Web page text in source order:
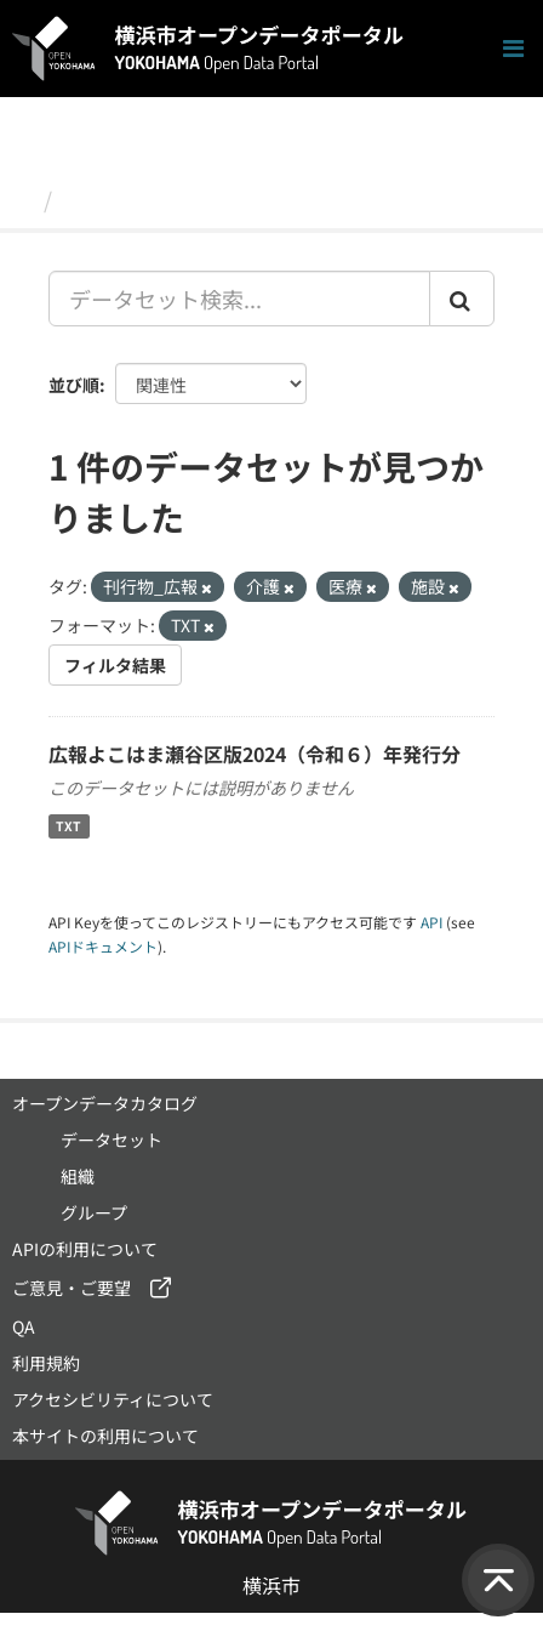
キ
並び順
1 件のデータセットが見つか
りました
タグ: 刊行物_広報 介護 医療
施設
フォーマット:
TXT
フィルタ結果
広報よこはま瀬谷区版2024（令和６）年発行分
このデータセットには説明がありません
TXT
API Keyを使ってこのレジストリーにもアクセス可能です API (see
APIドキュメント).
オープンデータカタログ
データセット
組織
グループ
APIの利用について
ご意見・ご要望
QA
利用規約
アクセシビリティについて
本サイトの利用について
横浜市